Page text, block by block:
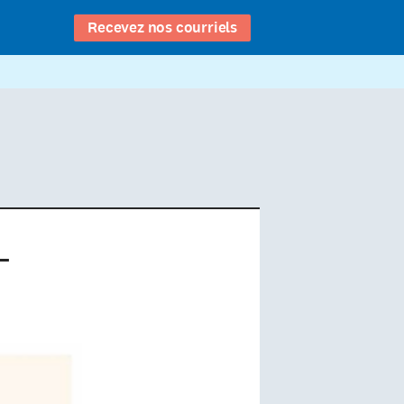
Recevez nos courriels